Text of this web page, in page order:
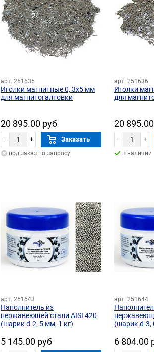
арт. 251635
Иголки магнитные 0, 3х5 мм
для магнитогалтовки
20 895.00 руб
– + Заказать
под заказ по запросу
арт. 251636
Иголки
для
20
– +
в наличии
арт. 251643
Наполнитель из
нержавеющей стали AISI 420
(шарик d-2, 5 мм, 1 кг)
5 145.00 руб
арт. 251644
(шарик d-3,
6 804.00